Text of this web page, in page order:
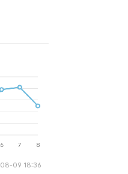
08-09 18:36